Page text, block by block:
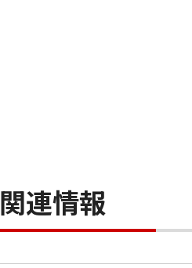
関連情報